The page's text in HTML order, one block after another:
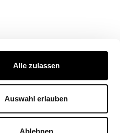
Alle zulassen
Auswahl erlauben
Ablehnen